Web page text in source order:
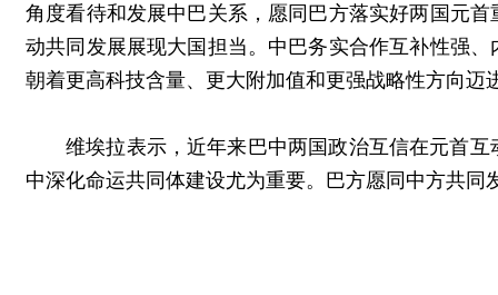
角度看待和发展中巴关系，愿同巴方落实好两国元
动共同发展展现大国担当。中巴务实合作互补性强
朝着更高科技含量、更大附加值和更强战略性方向迈
维埃拉表示，近年来巴中两国政治互信在元首
中深化命运共同体建设尤为重要。巴方愿同中方共